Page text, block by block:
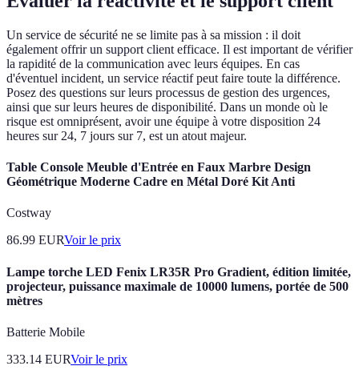
Un service de sécurité ne se limite pas à sa mission : il doit
également offrir un support client efficace. Il est important de vérifier
la rapidité de la communication avec leurs équipes. En cas
d'éventuel incident, un service réactif peut faire toute la différence.
Posez des questions sur leurs processus de gestion des urgences,
ainsi que sur leurs heures de disponibilité. Dans un monde où le
risque est omniprésent, avoir une équipe à votre disposition 24
heures sur 24, 7 jours sur 7, est un atout majeur.
Table Console Meuble d'Entrée en Faux Marbre Design
Géométrique Moderne Cadre en Métal Doré Kit Anti
Costway
86.99 EURVoir le prix
Lampe torche LED Fenix LR35R Pro Gradient, édition limitée,
projecteur, puissance maximale de 10000 lumens, portée de 500
mètres
Batterie Mobile
333.14 EURVoir le prix